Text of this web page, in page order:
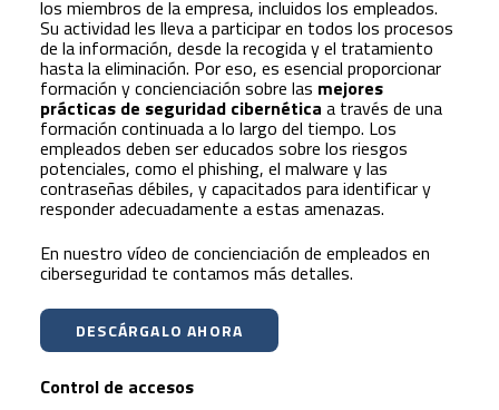
los miembros de la empresa, incluidos los empleados.
Su actividad les lleva a participar en todos los procesos
de la información, desde la recogida y el tratamiento
hasta la eliminación. Por eso, es esencial proporcionar
formación y concienciación sobre las mejores
prácticas de seguridad cibernética a través de una
formación continuada a lo largo del tiempo. Los
empleados deben ser educados sobre los riesgos
potenciales, como el phishing, el malware y las
contraseñas débiles, y capacitados para identificar y
responder adecuadamente a estas amenazas.
En nuestro vídeo de concienciación de empleados en
ciberseguridad te contamos más detalles.
DESCÁRGALO AHORA
Control de accesos